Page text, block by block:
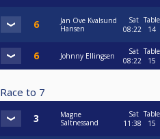
Jan Ove Kvalsund
Hansen
Sat
08:22
Table
14
Johnny Ellingsen
Sat
08:22
Table
15
Race to 7
Magne
Saltnessand
Sat
11:38
Table
15